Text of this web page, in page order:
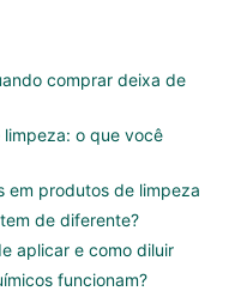
comprar deixa de
o que você
em produtos de limpeza
de diferente?
aplicar e como diluir
funcionam?